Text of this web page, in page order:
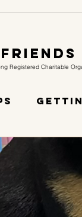
Registered Charitable